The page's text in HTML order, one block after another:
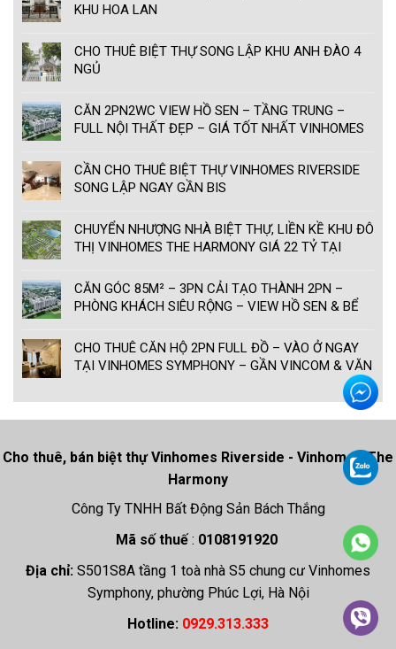
KHU HOA LAN
CHO THUÊ BIỆT THỰ SONG LẬP KHU ANH ĐÀO 4
NGỦ
CĂN 2PN2WC VIEW HỒ SEN – TẦNG TRUNG –
FULL NỘI THẤT ĐẸP – GIÁ TỐT NHẤT VINHOMES
CẦN CHO THUÊ BIỆT THỰ VINHOMES RIVERSIDE
SONG LẬP NGAY GẦN BIS
CHUYỂN NHƯỢNG NHÀ BIỆT THỰ, LIỀN KỀ KHU ĐÔ
THỊ VINHOMES THE HARMONY GIÁ 22 TỶ TẠI
CĂN GÓC 85M² – 3PN CẢI TẠO THÀNH 2PN –
PHÒNG KHÁCH SIÊU RỘNG – VIEW HỒ SEN & BỂ
CHO THUÊ CĂN HỘ 2PN FULL ĐỒ – VÀO Ở NGAY
TẠI VINHOMES SYMPHONY – GẦN VINCOM & VĂN
Cho thuê, bán biệt thự Vinhomes Riverside - Vinhomes The
Harmony
Công Ty TNHH Bất Động Sản Bách Thắng
Mã số thuế: 0108191920
Địa chỉ: S501S8A tầng 1 toà nhà S5 chung cư Vinhomes
Symphony, phường Phúc Lợi, Hà Nội
Hotline: 0929.313.333